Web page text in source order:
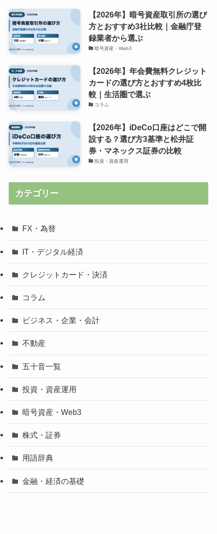
【2026年】暗号資産取引所の選び
方とおすすめ3社比較｜金融庁登
録業者から選ぶ
暗号資産・Web3
【2026年】年会費無料クレジット
カードの選び方とおすすめ4枚比
較｜生活圏で選ぶ
コラム
【2026年】iDeCo口座はどこで開
設する？選び方3基準と松井証
券・マネックス証券の比較
投資・資産運用
カテゴリー
FX・為替
IT・デジタル経済
クレジットカード・決済
コラム
ビジネス・企業・会計
不動産
五十音一覧
投資・資産運用
暗号資産・Web3
株式・証券
用語辞典
金融・経済の基礎